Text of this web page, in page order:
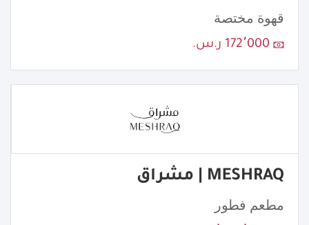
قهوة مختصة
172٬000 ر.س.
MESHRAQ | مشراق
مطعم فطور